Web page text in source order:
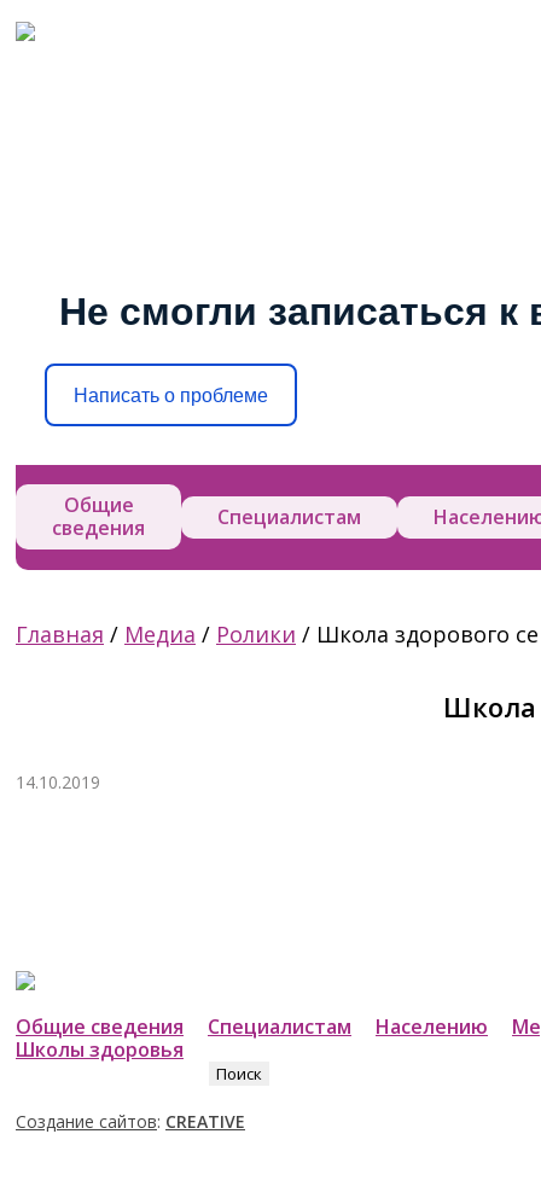
Не смогли записаться к
Написать о проблеме
Общие
сведения
Специалистам
Главная / Медиа / Ролики / Школа здорового
Школа
14.10.2019
Общие сведения Специалистам Населению
Школы здоровья
Создание cайтов: CREATIVE